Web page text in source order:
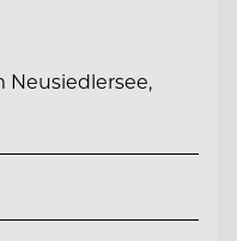
Neusiedlersee,